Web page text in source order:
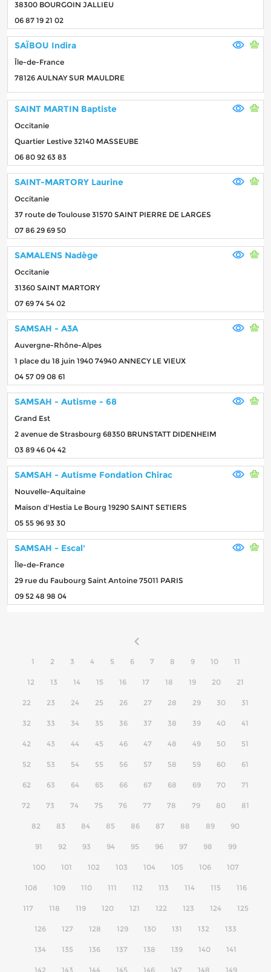
38300 BOURGOIN JALLIEU
06 87 19 21 02
SAÏBOU Indira
Île-de-France
78126 AULNAY SUR MAULDRE
SAINT MARTIN Baptiste
Occitanie
Quartier Lestive 32140 MASSEUBE
06 80 92 63 83
SAINT-MARTORY Laurine
Occitanie
37 route de Toulouse 31570 SAINT PIERRE DE LARGES
07 86 29 69 50
SAMALENS Nadège
Occitanie
31360 SAINT MARTORY
07 69 74 54 02
SAMSAH - A3A
Auvergne-Rhône-Alpes
1 place du 18 juin 1940 74940 ANNECY LE VIEUX
04 57 09 08 61
SAMSAH - Autisme - 68
Grand Est
2 avenue de Strasbourg 68350 BRUNSTATT DIDENHEIM
03 89 46 04 42
SAMSAH - Autisme Fondation Chirac
Nouvelle-Aquitaine
Maison d'Hestia Le Bourg 19290 SAINT SETIERS
05 55 96 93 30
SAMSAH - Escal'
Île-de-France
29 rue du Faubourg Saint Antoine 75011 PARIS
09 52 48 98 04
1 2 3 4 5 6 7 8 9 10 11
12 13 14 15 16 17 18 19 20 21
22 23 24 25 26 27 28 29 30 31
32 33 34 35 36 37 38 39 40 41
42 43 44 45 46 47 48 49 50 51
52 53 54 55 56 57 58 59 60 61
62 63 64 65 66 67 68 69 70 71
72 73 74 75 76 77 78 79 80 81
82 83 84 85 86 87 88 89 90
91 92 93 94 95 96 97 98 99
100 101 102 103 104 105 106 107
108 109 110 111 112 113 114 115 116
117 118 119 120 121 122 123 124 125
126 127 128 129 130 131 132 133
134 135 136 137 138 139 140 141
142 143 144 145 146 147 148 149